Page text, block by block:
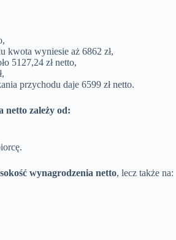
kwota wyniesie aż 6862 zł,
5127,24 zł netto,
przychodu daje 6599 zł netto.
netto zależy od:
wynagrodzenia netto, lecz także na: